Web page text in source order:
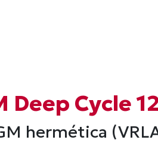
Deep Cycle
hermética